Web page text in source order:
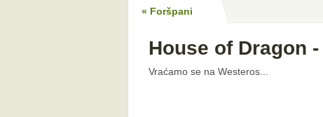
« Foršpani
House of Dragon
Vraćamo se na Westeros...